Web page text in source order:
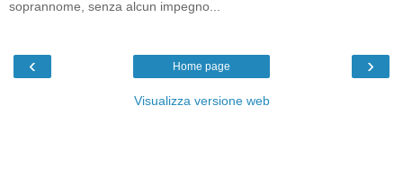
soprannome, senza alcun impegno...
‹ ›
Home page
Visualizza versione web